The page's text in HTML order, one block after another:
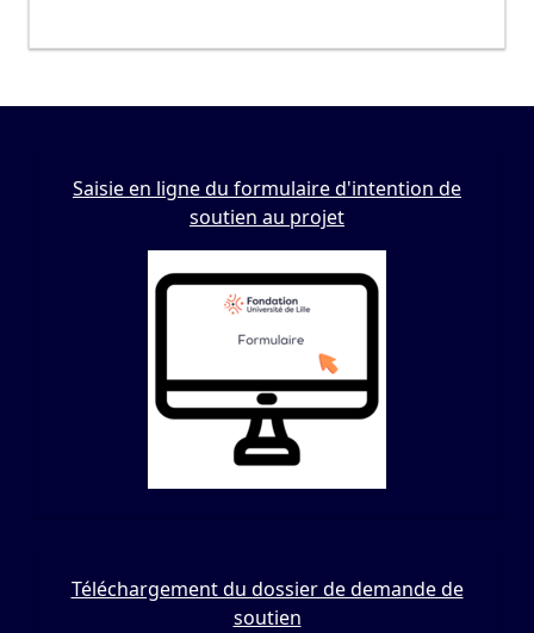
Saisie en ligne du formulaire d'intention de
soutien au projet
Téléchargement du dossier de demande de
soutien